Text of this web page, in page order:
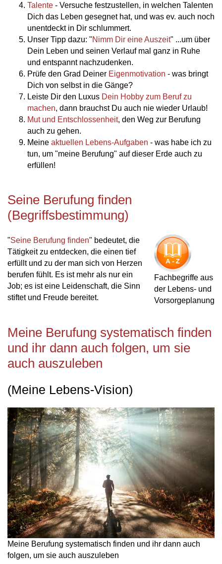
Talente - Versuche festzustellen, in welchen Talenten
Dich das Leben gesegnet hat, und was ev. auch noch
unentdeckt in Dir schlummert.
Unser Tipp dazu: "Nimm Dir eine Auszeit" ...um über
Dein Leben und seinen Verlauf mal ganz in Ruhe
und entspannt nachzudenken.
Prüfe den Grad Deiner Eigenmotivation - was bringt
Dich von selbst in die Gänge?
Leiste Dir den Luxus Dein Hobby zum Beruf zu
machen, dann brauchst Du auch nie wieder Urlaub!
Mut und Entschlossenheit, den Weg zur Berufung
auch zu gehen.
Meine aktuellen Lebens-Aufgaben - was habe ich zu
tun, um "meine Berufung" auf dieser Erde auch zu
erfüllen!
Seine Berufung finden
(Begriffsbestimmung)
Fachbegriffe aus
der Lebens- und
Vorsorgeplanung
"Seine Berufung finden" bedeutet, die
Tätigkeit zu entdecken, die einen tief
erfüllt und zu der man sich von Herzen
berufen fühlt. Es ist mehr als nur ein
Job; es ist eine Leidenschaft, die Sinn
stiftet und Freude bereitet.
Meine Berufung systematisch finden
und ihr dann auch folgen, um sie
auch auszuleben
(Meine Lebens-Vision)
Meine Berufung systematisch finden und ihr dann auch
folgen, um sie auch auszuleben